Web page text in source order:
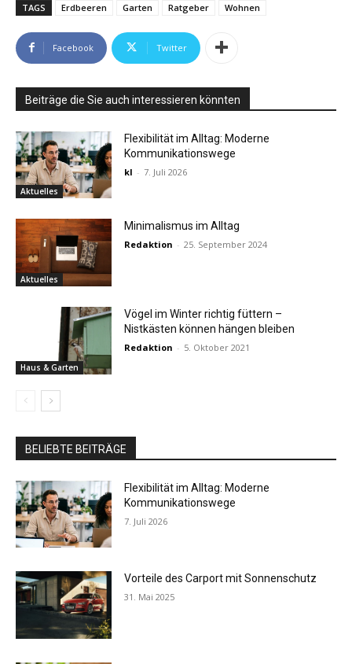
TAGS Erdbeeren Garten Ratgeber Wohnen
Facebook Twitter
Beiträge die Sie auch interessieren könnten
Aktuelles
Flexibilität im Alltag: Moderne
Kommunikationswege
kl - 7. Juli 2026
Aktuelles
Minimalismus im Alltag
Redaktion - 25. September 2024
Haus & Garten
Vögel im Winter richtig füttern –
Nistkästen können hängen bleiben
Redaktion - 5. Oktober 2021
BELIEBTE BEITRÄGE
Flexibilität im Alltag: Moderne
Kommunikationswege
7. Juli 2026
Vorteile des Carport mit Sonnenschutz
31. Mai 2025